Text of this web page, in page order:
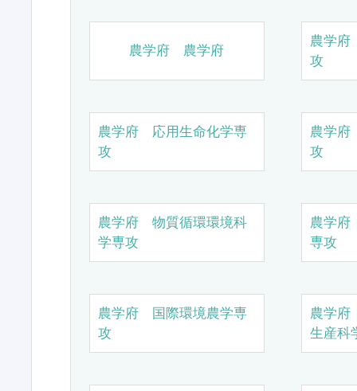
農学府 農学府
農学
攻
農学府 応用生命化学専
攻
農学
攻
農学府 物質循環環境科
学専攻
農学
専攻
農学府 国際環境農学専
攻
農学
生産科